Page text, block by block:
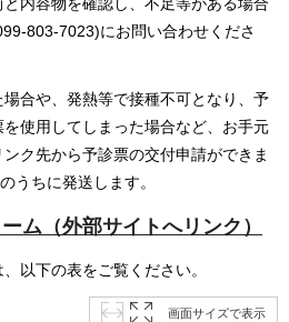
803-7023)にお問い合わせくださ
合や、発熱等で接種不可となり、予
使用してしまった場合など、お手元
ク先から予診票の交付申請ができま
うちに発送します。
ム（外部サイトへリンク）
以下の表をご覧ください。
画面サイズで表示